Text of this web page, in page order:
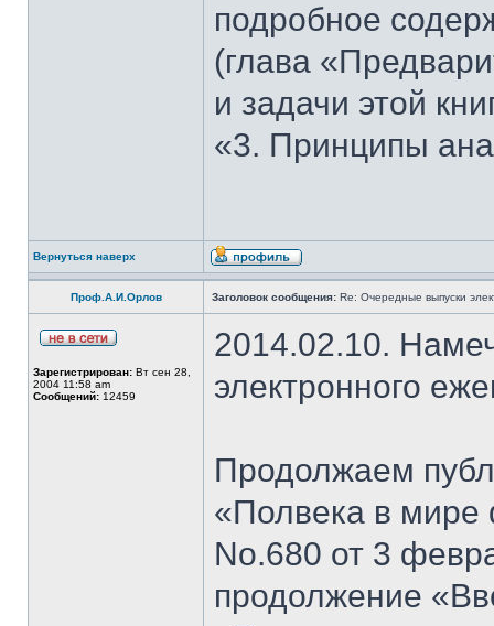
подробное
(глава
и задачи этой
«3. Принципы
Вернуться наверх
Проф.А.И.Орлов Заголовок сообщения: Re: Очередные выпуски
Зарегистрирован: Вт сен 28,
2004 11:58 am
Сообщений: 12459
2014.02.10.
электронного
Продолжаем
«Полвека в мире
No.680 от 3
продолжение